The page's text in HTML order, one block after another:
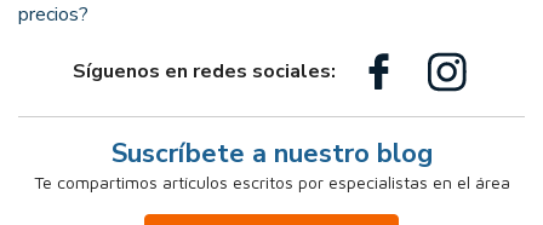
precios?
Síguenos en redes sociales:
Suscríbete a nuestro blog
Te compartimos artículos escritos por especialistas en el área